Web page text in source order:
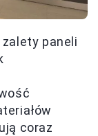
paneli
coraz